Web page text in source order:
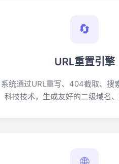
🔄
URL重置引擎
系统通过URL重写、404截取、搜
科技技术，生成友好的二级域名